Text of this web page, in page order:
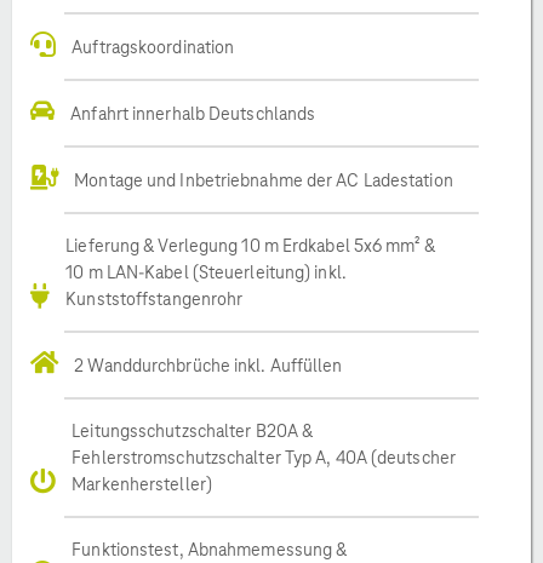
Auftragskoordination
Anfahrt innerhalb Deutschlands
Montage und Inbetriebnahme der AC Ladestation
Lieferung & Verlegung 10 m Erdkabel 5x6 mm² &
10 m LAN-Kabel (Steuerleitung) inkl.
Kunststoffstangenrohr
2 Wanddurchbrüche inkl. Auffüllen
Leitungsschutzschalter B20A &
Fehlerstromschutzschalter Typ A, 40A (deutscher
Markenhersteller)
Funktionstest, Abnahmemessung &